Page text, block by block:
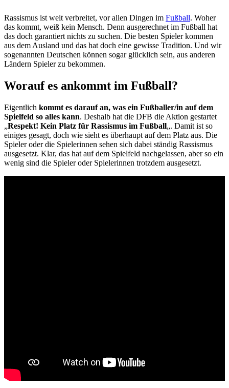
Rassismus ist weit verbreitet, vor allen Dingen im Fußball. Woher
das kommt, weiß kein Mensch. Denn ausgerechnet im Fußball hat
das doch garantiert nichts zu suchen. Die besten Spieler kommen
aus dem Ausland und das hat doch eine gewisse Tradition. Und wir
sogenannten Deutschen können sogar glücklich sein, aus anderen
Ländern Spieler zu bekommen.
Worauf es ankommt im Fußball?
Eigentlich kommt es darauf an, was ein Fußballer/in auf dem
Spielfeld so alles kann. Deshalb hat die DFB die Aktion gestartet
„Respekt! Kein Platz für Rassismus im Fußball„. Damit ist so
einiges gesagt, doch wie sieht es überhaupt auf dem Platz aus. Die
Spieler oder die Spielerinnen sehen sich dabei ständig Rassismus
ausgesetzt. Klar, das hat auf dem Spielfeld nachgelassen, aber so ein
wenig sind die Spieler oder Spielerinnen trotzdem ausgesetzt.